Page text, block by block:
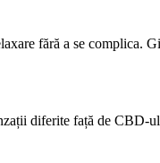
fără a se complica.
diferite față de